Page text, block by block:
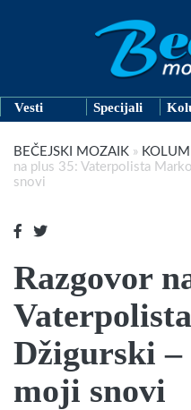
Vesti Specijali
BEČEJSKI MOZAIK »
na plus 35: Vaterpolista
snovi
Razgovor
Džigurski –
moji snovi